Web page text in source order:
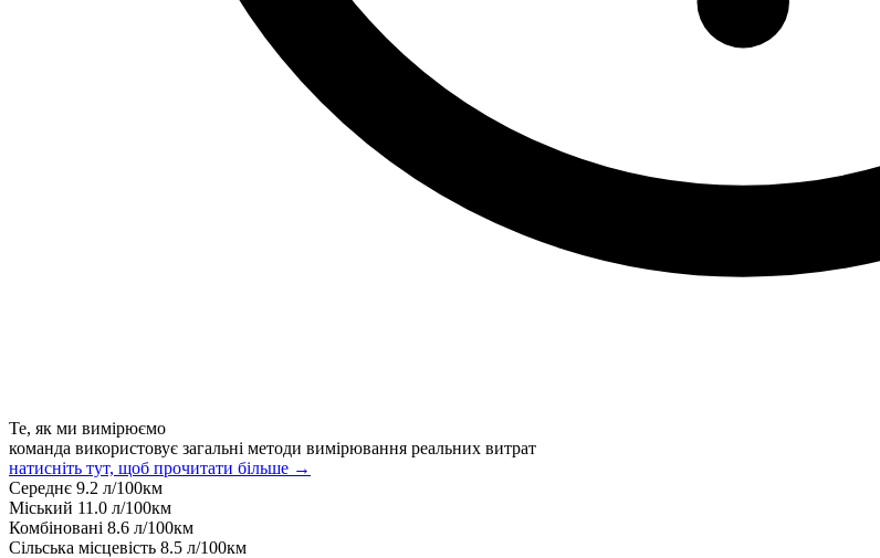
Те, як ми вимірюємо
команда використовує загальні методи вимірювання реальних витрат
натисніть тут, щоб прочитати більше →
Середнє 9.2 л/100км
Міський 11.0 л/100км
Комбіновані 8.6 л/100км
Сільська місцевість 8.5 л/100км